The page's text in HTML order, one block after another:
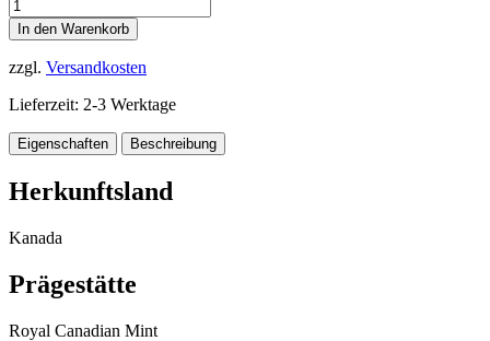
In den Warenkorb
zzgl. Versandkosten
Lieferzeit: 2-3 Werktage
Eigenschaften Beschreibung
Herkunftsland
Kanada
Prägestätte
Royal Canadian Mint